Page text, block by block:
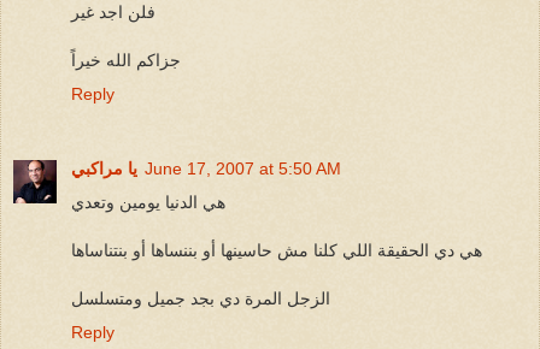
فلن اجد غير
جزاكم الله خيراً
Reply
يا مراكبي June 17, 2007 at 5:50 AM
هي الدنيا يومين وتعدي
هي دي الحقيقة اللي كلنا مش حاسينها أو بننساها أو بنتناساها
الزجل المرة دي بجد جميل ومتسلسل
Reply